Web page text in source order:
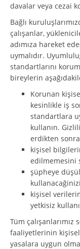
davalar veya cezai
Bağlı
çalışanlar,
adımıza hareket
uymalıdır.
standartlarını
bireylerin
Korunan
kesinlikle iş
standartlara
kullanın.
erdikten
kişisel
edilmemesini
şüpheye
kişisel
yetkisiz
Tüm çalışanlarımız
faaliyetlerinin
yasalara uygun